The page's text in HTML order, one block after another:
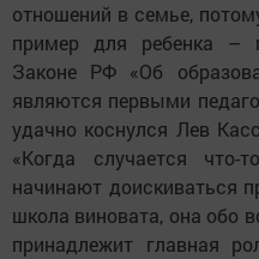
отношений в семье,
пример для ребенка –
Законе РФ «Об
являются первыми
удачно коснулся Лев
«Когда случается
начинают доискиваться
школа виновата, она обо
принадлежит главная